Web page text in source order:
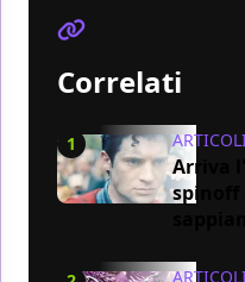
Correlati
1
Arriva
spinoff